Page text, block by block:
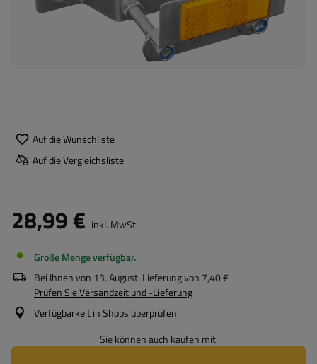
Auf die Wunschliste
Auf die Vergleichsliste
28,99 € inkl. MwSt
Große Menge verfügbar
Bei Ihnen von 13. August. Lieferung von 7,40 €
Prüfen Sie Versandzeit und -Lieferung
Verfügbarkeit in Shops überprüfen
Sie können auch kaufen mit: